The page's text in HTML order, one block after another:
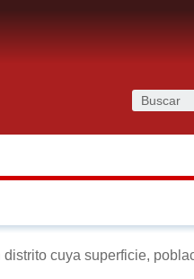
cuya superficie,